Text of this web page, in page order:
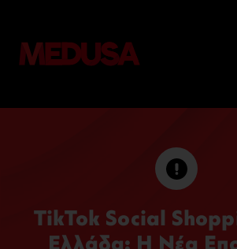
TikTok Social